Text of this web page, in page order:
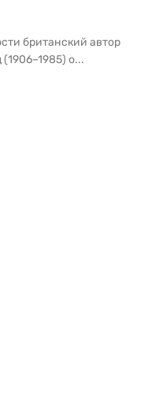
британский автор
о...